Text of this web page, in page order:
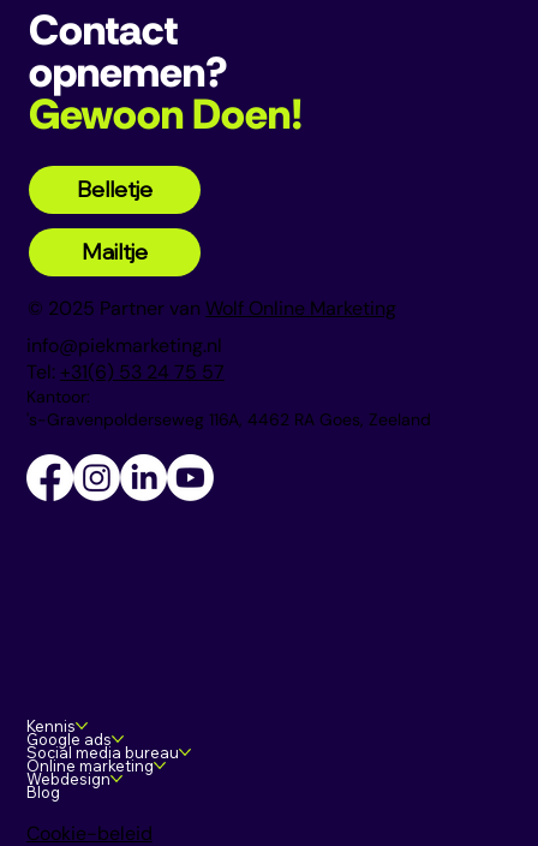
Contact
opnemen?
Gewoon Doen!
Belletje
Mailtje
© 2025 Partner vanWolf Online Marketing
info@piekmarketing.nl
Tel: +31(6) 53 24 75 57
Kantoor:
's-Gravenpolderseweg 116A, 4462 RA Goes, Zeeland
Kennis
Google ads
Social media bureau
Online marketing
Webdesign
Blog
Cookie-beleid